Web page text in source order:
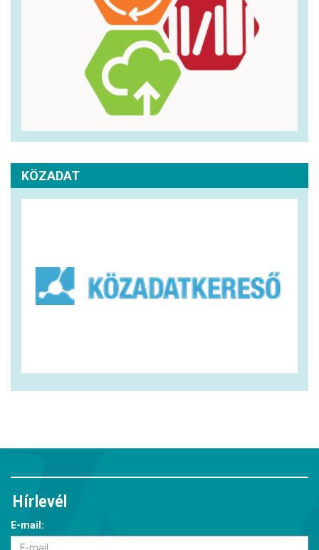
KÖZADAT
Hírlevél
E-mail: